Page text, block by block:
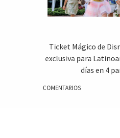
Ticket Mágico de
exclusiva para
días en 4
COMENTARIOS